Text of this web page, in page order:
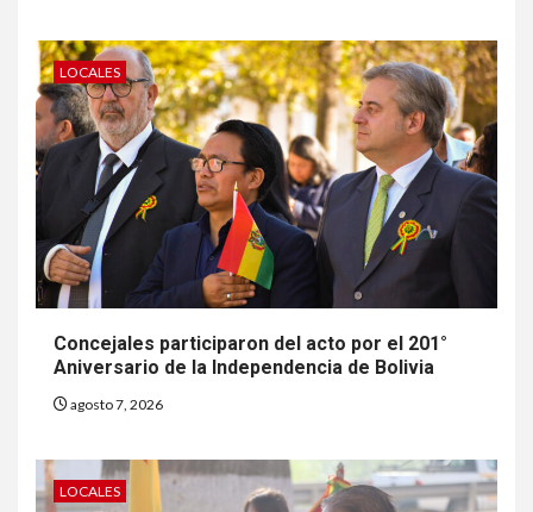
LOCALES
Concejales participaron del acto por el 201°
Aniversario de la Independencia de Bolivia
agosto 7, 2026
LOCALES